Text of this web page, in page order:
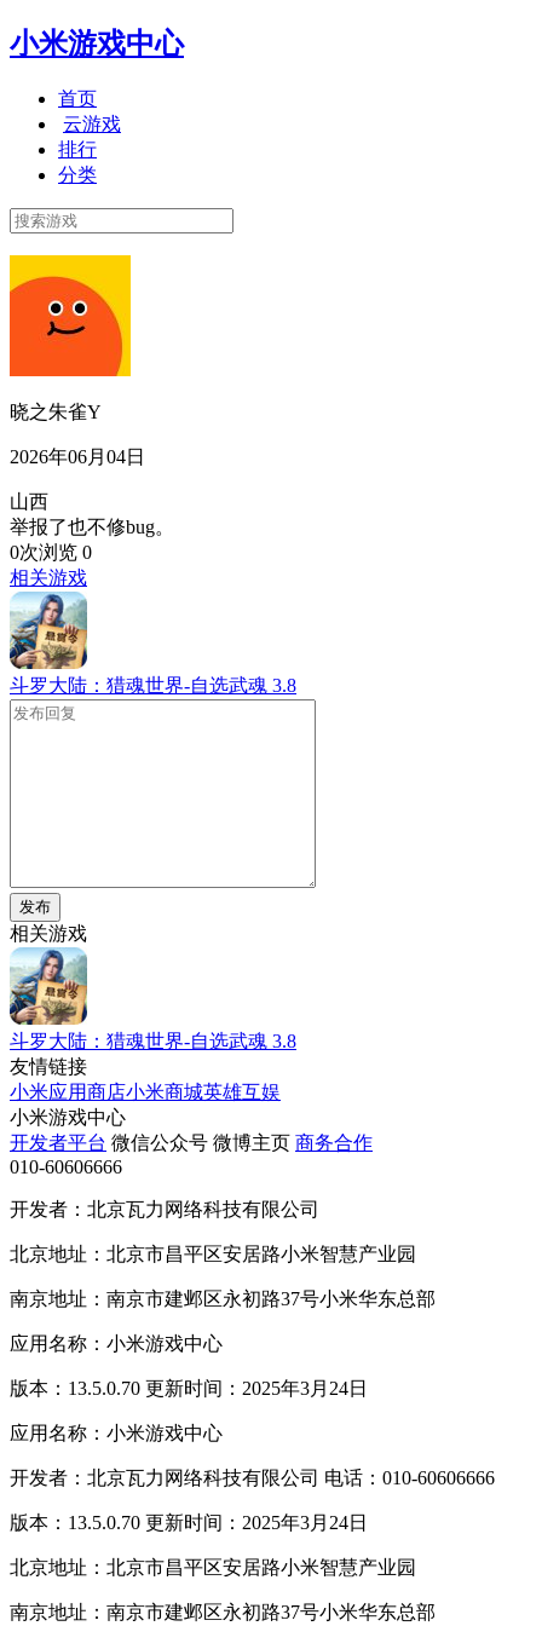
小米游戏中心
首页
云游戏
排行
分类
晓之朱雀Y
2026年06月04日
山西
举报了也不修bug。
0次浏览 0
相关游戏
斗罗大陆：猎魂世界-自选武魂 3.8
发布
相关游戏
斗罗大陆：猎魂世界-自选武魂 3.8
友情链接
小米应用商店小米商城英雄互娱
小米游戏中心
开发者平台 微信公众号 微博主页 商务合作
010-60606666
开发者：北京瓦力网络科技有限公司
北京地址：北京市昌平区安居路小米智慧产业园
南京地址：南京市建邺区永初路37号小米华东总部
应用名称：小米游戏中心
版本：13.5.0.70 更新时间：2025年3月24日
应用名称：小米游戏中心
开发者：北京瓦力网络科技有限公司 电话：010-60606666
版本：13.5.0.70 更新时间：2025年3月24日
北京地址：北京市昌平区安居路小米智慧产业园
南京地址：南京市建邺区永初路37号小米华东总部